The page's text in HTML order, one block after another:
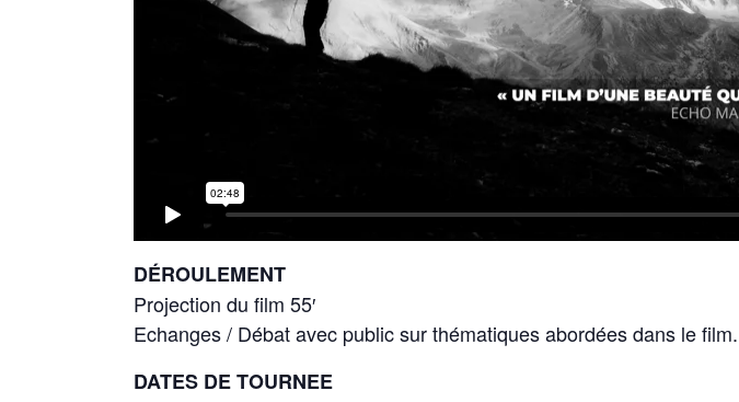
DÉROULEMENT
Projection du film 55′
Echanges / Débat avec public sur thématiques abordées dans le film.
DATES DE TOURNEE